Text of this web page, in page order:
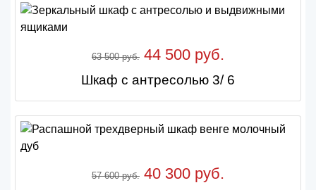
63 500 руб. 44 500 руб.
Шкаф с антресолью 3/ 6
57 600 руб. 40 300 руб.